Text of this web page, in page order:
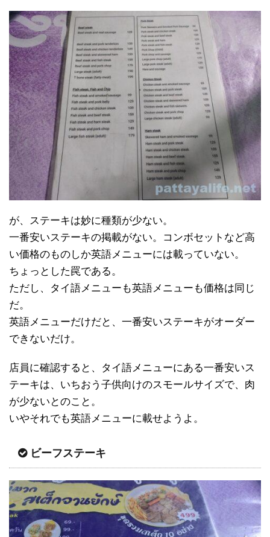
が、ステーキは妙に種類が少ない。
一番安いステーキの掲載がない。コンボセットなど高
い価格のものしか英語メニューには載っていない。
ちょっとした罠である。
ただし、タイ語メニューも英語メニューも価格は同じ
だ。
英語メニューだけだと、一番安いステーキがオーダー
できないだけ。
店員に確認すると、タイ語メニューにある一番安いス
テーキは、いちおう子供向けのスモールサイズで、肉
が少ないとのこと。
いやそれでも英語メニューに載せようよ。
ビーフステーキ